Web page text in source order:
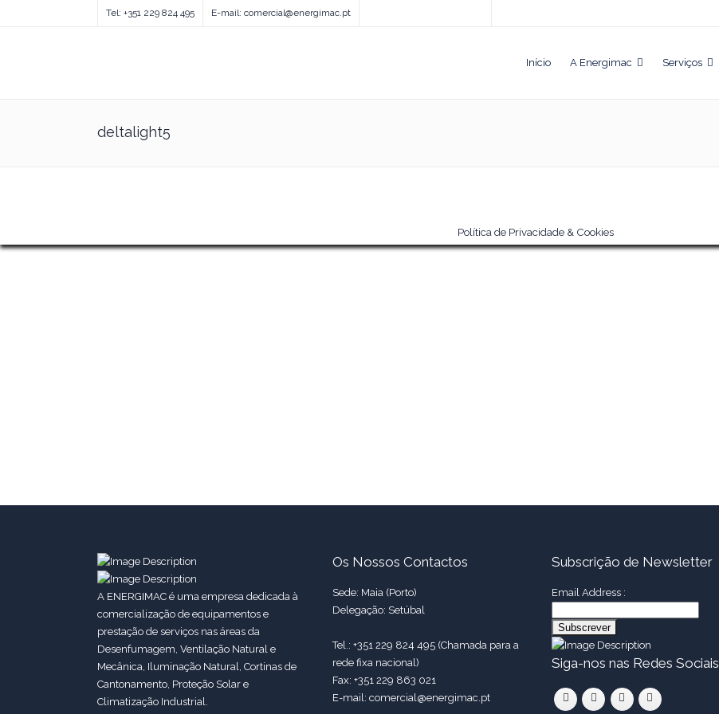
Tel: +351 229 824 495 E-mail: comercial@energimac.pt
Início A Energimac Serviços
deltalight5
A ENERGIMAC é uma empresa dedicada à
comercialização de equipamentos e
prestação de serviços nas áreas da
Desenfumagem, Ventilação Natural e
Mecânica, Iluminação Natural, Cortinas de
Cantonamento, Proteção Solar e
Climatização Industrial.
Os Nossos Contactos
Sede: Maia (Porto)
Delegação: Setúbal
Tel.: +351 229 824 495 (Chamada para a
rede fixa nacional)
Fax: +351 229 863 021
E-mail: comercial@energimac.pt
Subscrição de Newsletter
Email Address :
Siga-nos nas Redes Sociais
Política de Privacidade & Cookies